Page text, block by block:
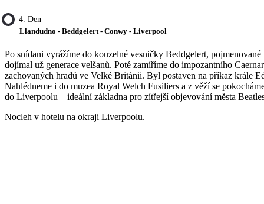
4. Den
Llandudno - Beddgelert - Conwy - Liverpool
Po snídani vyrážíme do kouzelné vesničky Beddgelert,
dojímal už generace velšanů. Poté zamíříme do impozantního
zachovaných hradů ve Velké Británii. Byl postaven na příkaz krále
Nahlédneme i do muzea Royal Welch Fusiliers a z věží se
do Liverpoolu – ideální základna pro zítřejší objevování města
Nocleh v hotelu na okraji Liverpoolu.